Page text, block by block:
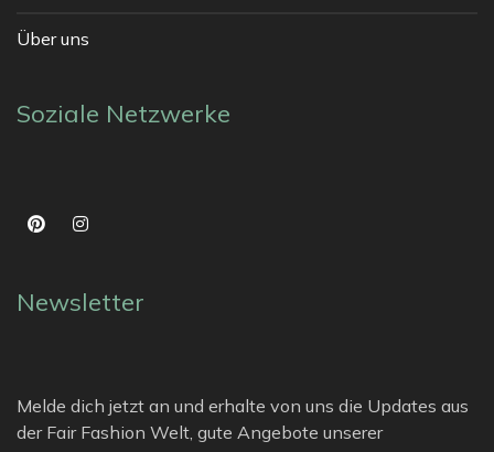
Über uns
Soziale Netzwerke
Newsletter
Melde dich jetzt an und erhalte von uns die Updates aus
der Fair Fashion Welt, gute Angebote unserer